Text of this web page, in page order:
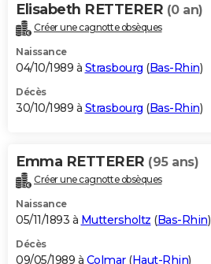
Elisabeth RETTERER (0 an)
Créer une cagnotte obsèques
Naissance
04/10/1989 à Strasbourg (Bas-Rhin)
Décès
30/10/1989 à Strasbourg (Bas-Rhin)
Emma RETTERER (95 ans)
Créer une cagnotte obsèques
Naissance
05/11/1893 à Muttersholtz (Bas-Rhin)
Décès
09/05/1989 à Colmar(Haut-Rhin)